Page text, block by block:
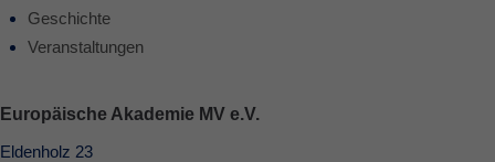
Geschichte
Veranstaltungen
Europäische Akademie MV e.V.
Eldenholz 23